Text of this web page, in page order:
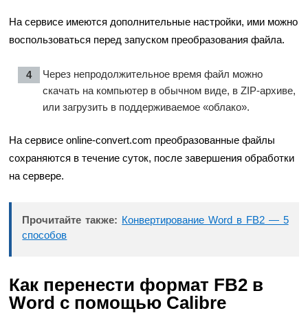
На сервисе имеются дополнительные настройки, ими можно
воспользоваться перед запуском преобразования файла.
Через непродолжительное время файл можно
скачать на компьютер в обычном виде, в ZIP-архиве,
или загрузить в поддерживаемое «облако».
На сервисе online-convert.com преобразованные файлы
сохраняются в течение суток, после завершения обработки
на сервере.
Прочитайте также: Конвертирование Word в FB2 — 5
способов
Как перенести формат FB2 в
Word с помощью Calibre